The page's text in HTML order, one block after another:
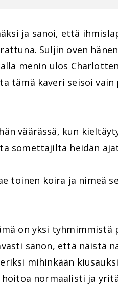
ja sanoi, että
Suljin oven
menin ulos
tämä kaveri seisoi
väärässä, kun
somettajilta heidän
toinen koira ja nimeä
on yksi tyhmimmistä
sanon, että näistä
mihinkään
hoitoa normaalisti ja